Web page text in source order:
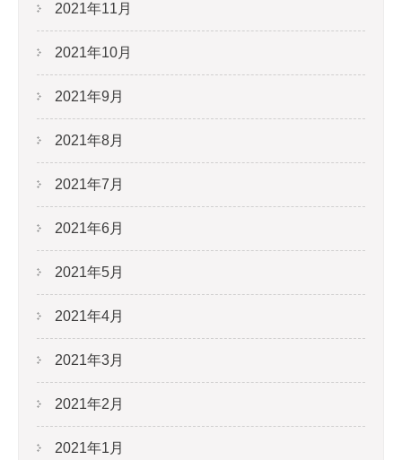
2021年11月
2021年10月
2021年9月
2021年8月
2021年7月
2021年6月
2021年5月
2021年4月
2021年3月
2021年2月
2021年1月